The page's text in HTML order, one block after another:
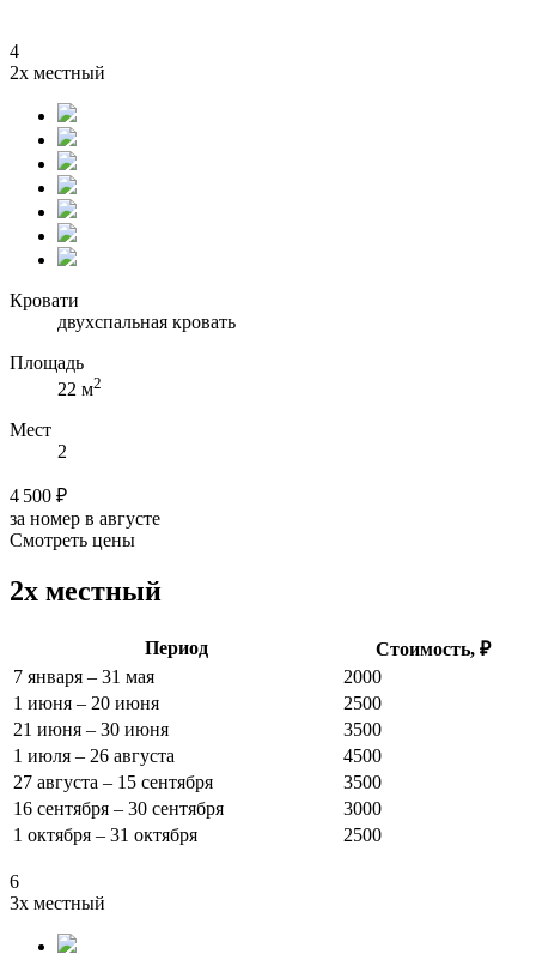
4
2х местный
Кровати
двухспальная кровать
Площадь
22 м2
Мест
2
4 500 ₽
за номер в августе
Смотреть цены
2х местный
Период
Стоимость, ₽
7 января – 31 мая
2000
1 июня – 20 июня
2500
21 июня – 30 июня
3500
1 июля – 26 августа
4500
27 августа – 15 сентября
3500
16 сентября – 30 сентября
3000
1 октября – 31 октября
2500
6
3х местный